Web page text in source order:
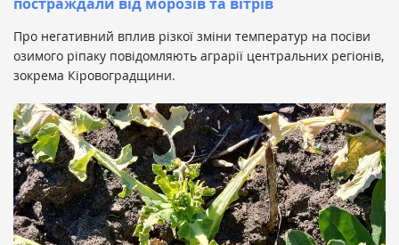
Про негативний вплив різкої зміни температур на посіви
озимого ріпаку повідомляють аграрії центральних регіонів,
зокрема Кіровоградщини.